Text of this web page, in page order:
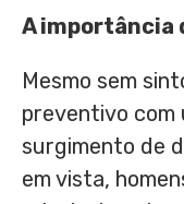
A importância
Mesmo sem
preventivo com
surgimento de
em vista,